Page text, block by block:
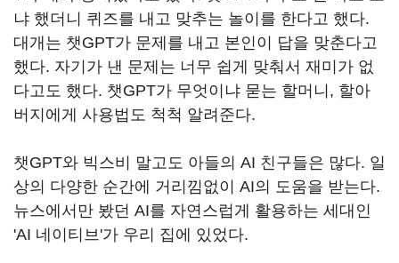
냐 했더니 퀴즈를 내고 맞추는 놀이를 한다고 했다.
대개는 챗GPT가 문제를 내고 본인이 답을 맞춘다고
했다. 자기가 낸 문제는 너무 쉽게 맞춰서 재미가 없
다고도 했다. 챗GPT가 무엇이냐 묻는 할머니, 할아
버지에게 사용법도 척척 알려준다.
챗GPT와 빅스비 말고도 아들의 AI 친구들은 많다. 일
상의 다양한 순간에 거리낌없이 AI의 도움을 받는다.
뉴스에서만 봤던 AI를 자연스럽게 활용하는 세대인
'AI 네이티브'가 우리 집에 있었다.